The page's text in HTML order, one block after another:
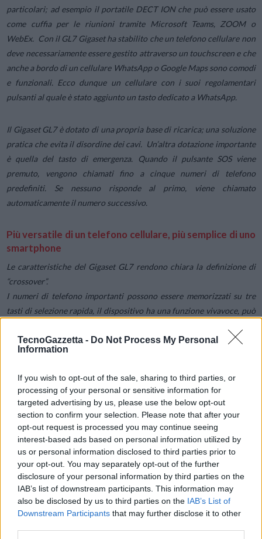
TecnoGazzetta - Do Not Process My Personal
Information
If you wish to opt-out of the sale, sharing to third parties, or
processing of your personal or sensitive information for
targeted advertising by us, please use the below opt-out
section to confirm your selection. Please note that after your
opt-out request is processed you may continue seeing
interest-based ads based on personal information utilized by
us or personal information disclosed to third parties prior to
your opt-out. You may separately opt-out of the further
disclosure of your personal information by third parties on the
IAB’s list of downstream participants. This information may
also be disclosed by us to third parties on the IAB’s List of
Downstream Participants that may further disclose it to other
particolari; ad esempio il portatile DECT ION che può essere usato
come cuffia per le riunioni tramite Microsoft Teams, ZOOM o
WebEx. Con il GL7 Gigaset ha stabilito che un telefono cellulare non
deve necessariamente essere gestito attraverso un touchscreen e che
anche a bordo di un cellulare WhatsApp o Google Maps sono comodi
e funzionali. Ecco dunque un cellulare con i suoi regolamentari
pulsanti al quale è stato aggiunto un tasto dedicato a WhatsApp.
Il Gigaset GL7 è dotato di una propria base di ricarica; una soluzione
pratica che evita il disordine dei cavi. Un’altra dotazione importante
è quella del tasto di emergenza. Quando il pulsante SOS viene
premuto, vengono chiamati fino a cinque numeri di telefono
predefiniti. Se nessuno risponde al primo, viene chiamato
automaticamente il numero successivo.
Più versatile di un telefono cellulare, più semplice di uno
smartphone
Le caratteristiche del Gigaset GL7 rendono chiara la definizione di
“crossover”.
I numeri di telefono importanti possono essere memorizzati su tre
tasti di selezione rapida, il dispositivo ha una funzione vivavoce, può
un auricolare wireless. Queste sono le normali funzioni di un
telefono cellulare.
Inoltre, il dispositivo è in grado di accedere a Internet con WLAN, 4G
e un proprio browser. Il sistema operativo KaiOS, fatto su misura per
i telefoni con tastiera, permette di accedere a un’APPStore con
applicazioni come Facebook, Wikipedia, Google Duo o YouTube.